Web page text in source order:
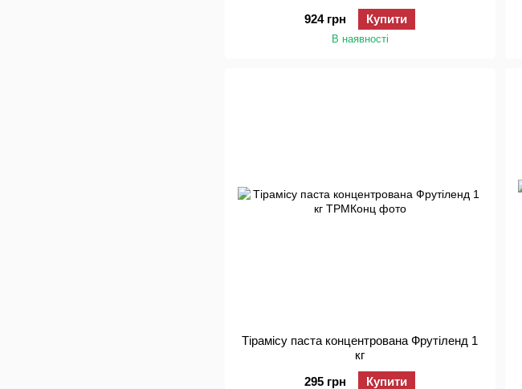
924 грн
Купити
В наявності
Тірамісу паста концентрована Фрутіленд 1
кг
295 грн
Купити